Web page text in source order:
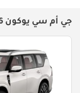
الإرث الدائم والجاذبية المستمرة لـ GMC Yukon
جي أم سي يوكون 2026 البدائل